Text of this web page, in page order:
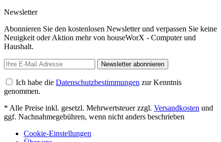
Newsletter
Abonnieren Sie den kostenlosen Newsletter und verpassen Sie keine
Neuigkeit oder Aktion mehr von houseWorX - Computer und
Haushalt.
Newsletter abonnieren
Ich habe die Datenschutzbestimmungen zur Kenntnis
genommen.
* Alle Preise inkl. gesetzl. Mehrwertsteuer zzgl. Versandkosten und
ggf. Nachnahmegebühren, wenn nicht anders beschrieben
Cookie-Einstellungen